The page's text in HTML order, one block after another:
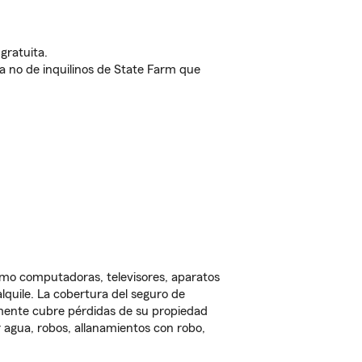
no de inquilinos de State Farm que
computadoras, televisores, aparatos
La cobertura del seguro de
cubre pérdidas de su propiedad
robos, allanamientos con robo,